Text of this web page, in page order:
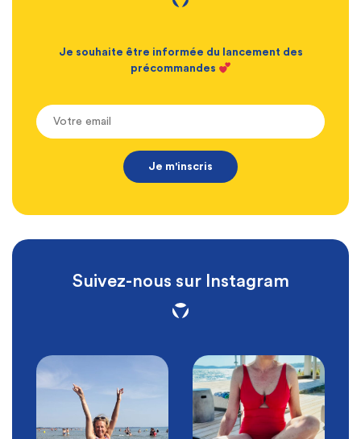
Je souhaite être informée du lancement des
précommandes
Suivez-nous sur Instagram